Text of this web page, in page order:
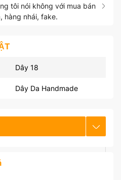
tôi nói không với mua bán
hàng nhái, fake.
Dây 18
Dây Da Handmade